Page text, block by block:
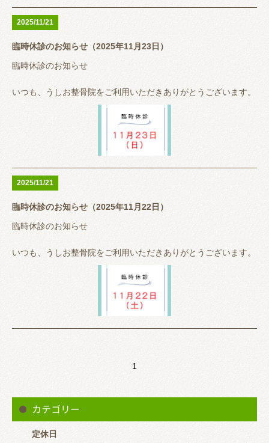
ると思います。 その場合はお電話いただけると助かります。
大変ご迷惑おかけしますがよろしくお願いいたします。
うしお整骨院は完全予約制ではありませんが、予約が埋まってい
る時は待っていただくこともありますので事前に来院が分かる方
【LINEでメッセージ 又は 電話（0647001131）】
いただけるとスムーズに案内できると思います。
ると思います。 その場合はお電話いただけると助かります。
2025/11/21
臨時休診のお知らせ（2025年11月23日）
臨時休診のお知らせ
いつも、うしお整骨院をご利用いただきありがとうございます。
空手の試合帯同のため休診とさせていただきます。
大変ご迷惑おかけしますがよろしくお願いいたします。
うしお整骨院は完全予約制ではありませんが、予約が埋まってい
る時は待っていただくこともありますので事前に来院が分かる方
【LINEでメッセージ 又は 電話（0647001131）】
いただけるとスムーズに案内できると思います。
※営業時間中で患者様対応している場合はLINEの返信が遅くな
ると思います。 その場合はお電話いただけると助かります。
2025/11/21
臨時休診のお知らせ（2025年11月22日）
臨時休診のお知らせ
いつも、うしお整骨院をご利用いただきありがとうございます。
子供の行事参加のため休診とさせていただきます。
大変ご迷惑おかけしますがよろしくお願いいたします。
うしお整骨院は完全予約制ではありませんが、予約が埋まってい
は
【LINEでメッセージ 又は 電話（0647001131）】
いただけるとスムーズに案内できると思います。
1
カテゴリー
定休日